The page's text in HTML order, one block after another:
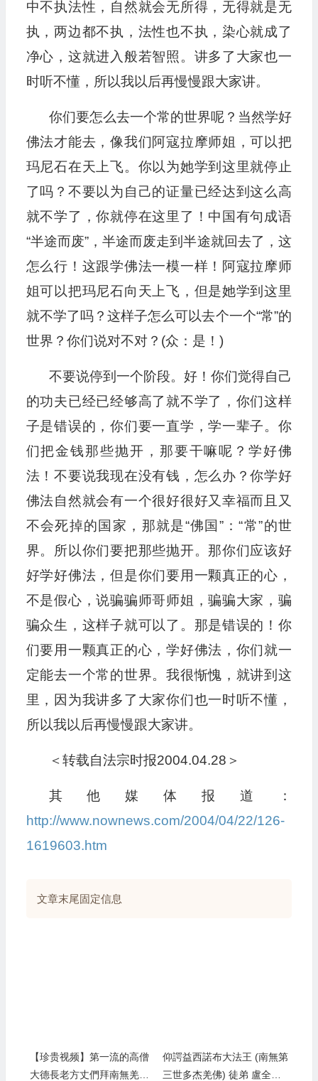
中不执法性，自然就会无所得，无得就是无
执，两边都不执，法性也不执，染心就成了
净心，这就进入般若智照。讲多了大家也一
时听不懂，所以我以后再慢慢跟大家讲。
你们要怎么去一个常的世界呢？当然学好
佛法才能去，像我们阿寇拉摩师姐，可以把
玛尼石在天上飞。你以为她学到这里就停止
了吗？不要以为自己的证量已经达到这么高
就不学了，你就停在这里了！中国有句成语
“半途而废”，半途而废走到半途就回去了，这
怎么行！这跟学佛法一模一样！阿寇拉摩师
姐可以把玛尼石向天上飞，但是她学到这里
就不学了吗？这样子怎么可以去个一个“常”的
世界？你们说对不对？(众：是！)
不要说停到一个阶段。好！你们觉得自己
的功夫已经已经够高了就不学了，你们这样
子是错误的，你们要一直学，学一辈子。你
们把金钱那些抛开，那要干嘛呢？学好佛
法！不要说我现在没有钱，怎么办？你学好
佛法自然就会有一个很好很好又幸福而且又
不会死掉的国家，那就是“佛国”：“常”的世
界。所以你们要把那些抛开。那你们应该好
好学好佛法，但是你们要用一颗真正的心，
不是假心，说骗骗师哥师姐，骗骗大家，骗
骗众生，这样子就可以了。那是错误的！你
们要用一颗真正的心，学好佛法，你们就一
定能去一个常的世界。我很惭愧，就讲到这
里，因为我讲多了大家你们也一时听不懂，
所以我以后再慢慢跟大家讲。
＜转载自法宗时报2004.04.28＞
其他媒体报道：
http://www.nownews.com/2004/04/22/126-
1619603.htm
文章末尾固定信息
【珍贵视频】第一流的高僧
大德長老方丈們拜南無羌佛
仰諤益西諾布大法王 (南無第
三世多杰羌佛) 徒弟 盧全芳